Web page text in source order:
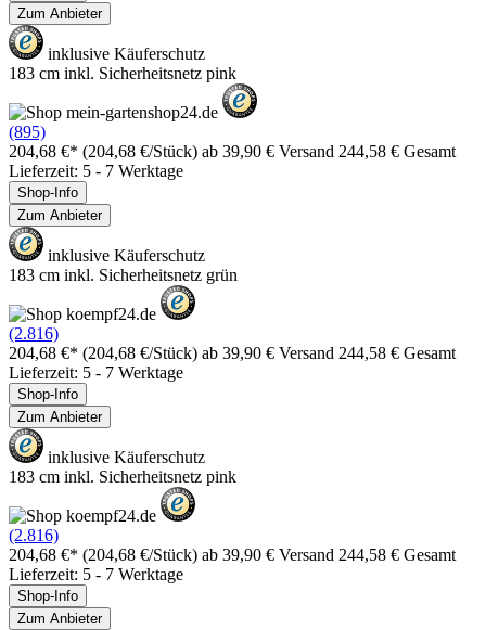
Zum Anbieter
inklusive Käuferschutz
183 cm inkl. Sicherheitsnetz pink
(895)
204,68 €* (204,68 €/Stück) ab 39,90 € Versand 244,58 € Gesamt
Lieferzeit: 5 - 7 Werktage
Shop-Info
Zum Anbieter
inklusive Käuferschutz
183 cm inkl. Sicherheitsnetz grün
(2.816)
204,68 €* (204,68 €/Stück) ab 39,90 € Versand 244,58 € Gesamt
Lieferzeit: 5 - 7 Werktage
Shop-Info
Zum Anbieter
inklusive Käuferschutz
183 cm inkl. Sicherheitsnetz pink
(2.816)
204,68 €* (204,68 €/Stück) ab 39,90 € Versand 244,58 € Gesamt
Lieferzeit: 5 - 7 Werktage
Shop-Info
Zum Anbieter